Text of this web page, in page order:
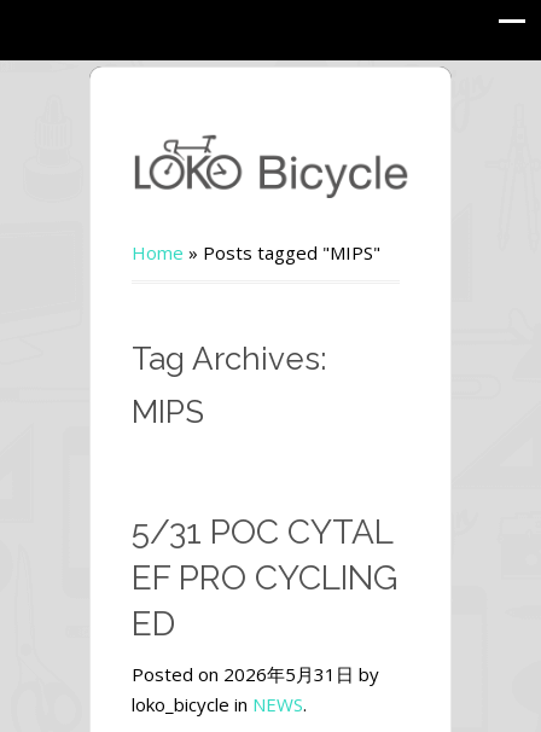
Home » Posts tagged "MIPS"
Tag Archives:
MIPS
5/31 POC CYTAL
EF PRO CYCLING
ED
Posted on 2026年5月31日 by
loko_bicycle in NEWS.